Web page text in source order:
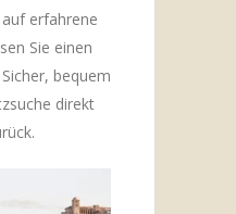
erfahrene
Sie einen
bequem
direkt